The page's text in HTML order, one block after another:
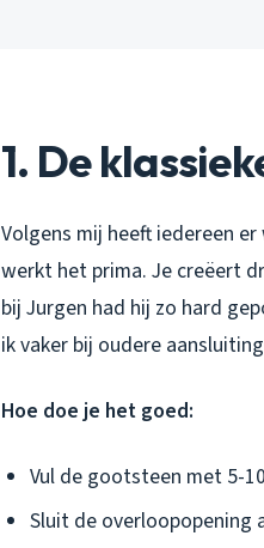
1. De
Volgens mij heeft iedereen
werkt het prima. Je creëert
bij Jurgen had hij zo hard
ik vaker bij oudere
Hoe doe je het goed:
Vul de gootsteen met 5-
Sluit de overloopopening